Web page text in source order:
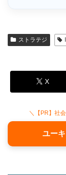
ストラテジ
X
＼【PR】社
ユー